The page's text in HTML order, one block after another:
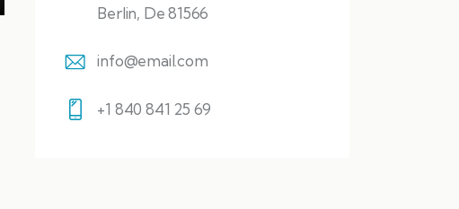
Berlin, De 81566
info@email.com
+1 840 841 25 69